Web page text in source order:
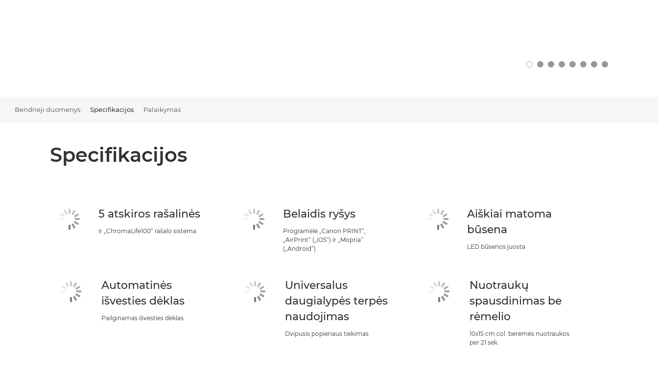
Bendrieji duomenys Specifikacijos Palaikymas
Specifikacijos
5 atskiros rašalinės
ir „ChromaLife100“ rašalo sistema
Belaidis ryšys
Programėlė „Canon PRINT“,
„AirPrint“ („iOS“) ir „Mopria“
(„Android“)
Aiškiai matoma
būsena
LED būsenos juosta
Automatinės
išvesties dėklas
Pailginamas išvesties dėklas
Universalus
daugialypės terpės
naudojimas
Dvipusis popieriaus tiekimas
Nuotraukų
spausdinimas be
rėmelio
10x15 cm col. berėmės nuotraukos
per 21 sek.